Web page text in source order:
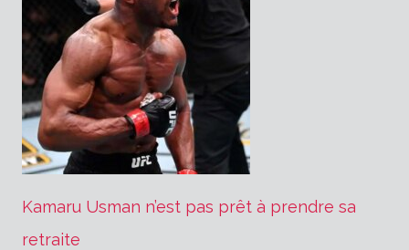
Kamaru Usman n’est pas prêt à prendre sa
retraite